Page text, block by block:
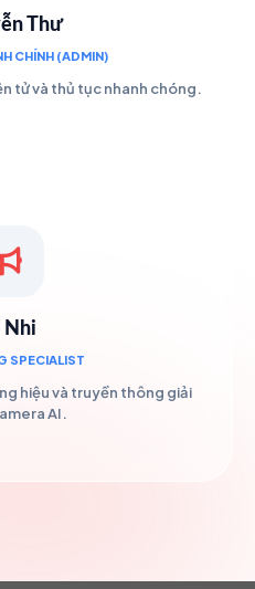
Thư
CHÍNH (ADMIN)
tử và thủ tục nhanh chóng.
Nhi
SPECIALIST
hiệu và truyền thông giải
AI.